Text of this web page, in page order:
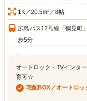
1K／20.5m²／8帖
広島バス12号線「鶴見町
歩5分
オートロック・TVインタ
育可☆
宅配BOX／オートロッ